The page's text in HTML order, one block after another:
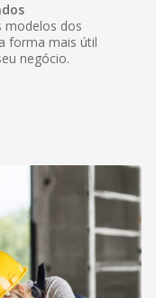
modelos dos
forma mais útil
negócio.